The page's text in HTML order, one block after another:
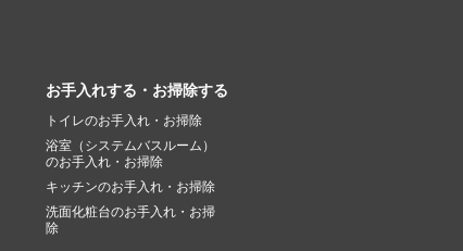
お手入れする・お掃除する
トイレのお手入れ・お掃除
浴室（システムバスルーム）
のお手入れ・お掃除
キッチンのお手入れ・お掃除
洗面化粧台のお手入れ・お掃
除